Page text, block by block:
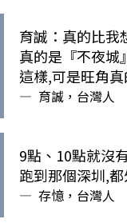
育誠：真的比我
真的是『不夜城
這樣,可是旺角真
— 育誠，台灣人
9點、10點就沒
跑到那個深圳,
— 存憶，台灣人